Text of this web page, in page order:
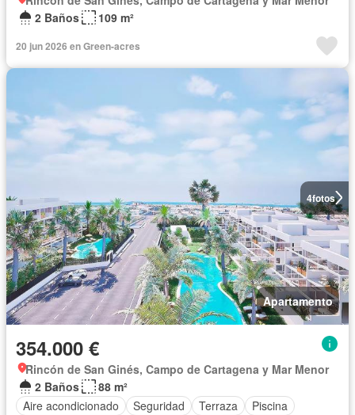
2 Baños
109 m²
20 jun 2026 en Green-acres
4fotos
Apartamento
354.000 €
Rincón de San Ginés, Campo de Cartagena y Mar Menor
2 Baños
88 m²
Aire acondicionado
Seguridad Terraza
Piscina